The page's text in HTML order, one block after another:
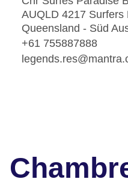
AUQLD 4217 Surfers
Queensland - Süd
+61 755887888